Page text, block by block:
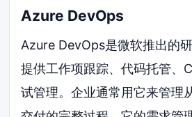
Azure DevOps
Azure DevOps是微软推出的
提供工作项跟踪、代码托管、
试管理。企业通常用它来管理